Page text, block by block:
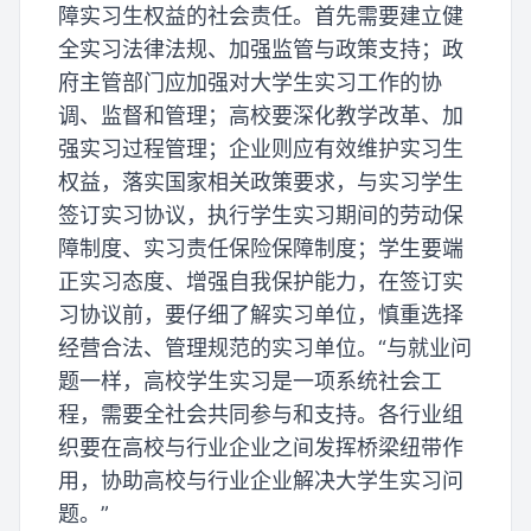
障实习生权益的社会责任。首先需要建立健
全实习法律法规、加强监管与政策支持；政
府主管部门应加强对大学生实习工作的协
调、监督和管理；高校要深化教学改革、加
强实习过程管理；企业则应有效维护实习生
权益，落实国家相关政策要求，与实习学生
签订实习协议，执行学生实习期间的劳动保
障制度、实习责任保险保障制度；学生要端
正实习态度、增强自我保护能力，在签订实
习协议前，要仔细了解实习单位，慎重选择
经营合法、管理规范的实习单位。“与就业问
题一样，高校学生实习是一项系统社会工
程，需要全社会共同参与和支持。各行业组
织要在高校与行业企业之间发挥桥梁纽带作
用，协助高校与行业企业解决大学生实习问
题。”